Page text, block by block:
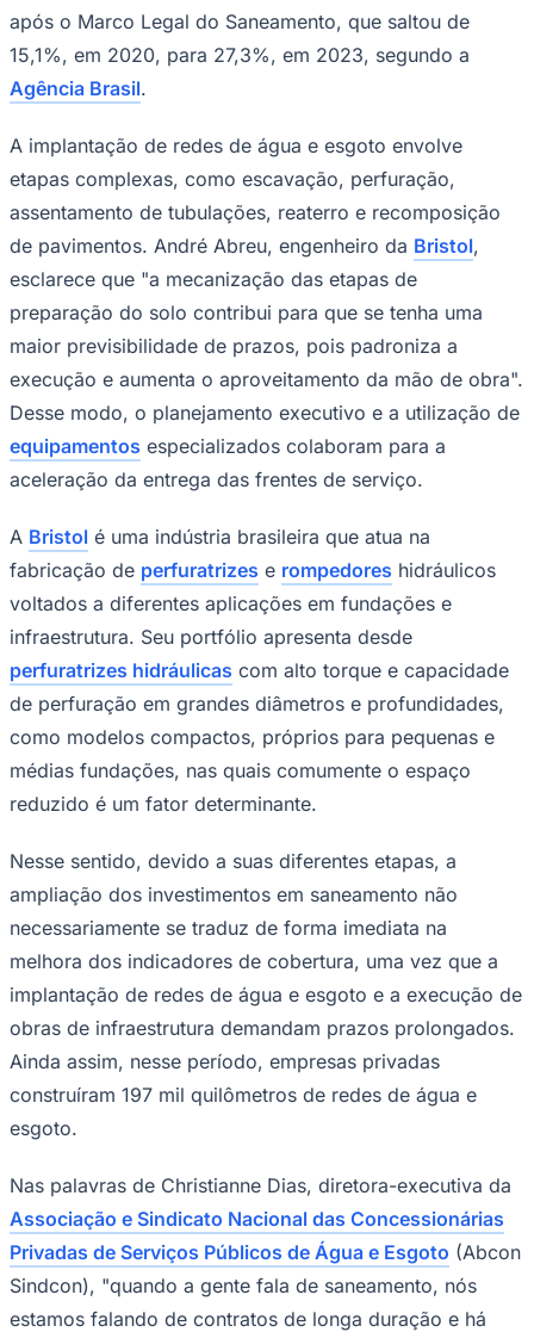
Palmeiras
após o Marco Legal do Saneamento, que saltou de
15,1%, em 2020, para 27,3%, em 2023, segundo a
Agência Brasil.
A implantação de redes de água e esgoto envolve
etapas complexas, como escavação, perfuração,
assentamento de tubulações, reaterro e recomposição
de pavimentos. André Abreu, engenheiro da Bristol,
esclarece que "a mecanização das etapas de
preparação do solo contribui para que se tenha uma
maior previsibilidade de prazos, pois padroniza a
execução e aumenta o aproveitamento da mão de obra".
Desse modo, o planejamento executivo e a utilização de
equipamentos especializados colaboram para a
aceleração da entrega das frentes de serviço.
A Bristol é uma indústria brasileira que atua na
fabricação de perfuratrizes e rompedores hidráulicos
voltados a diferentes aplicações em fundações e
infraestrutura. Seu portfólio apresenta desde
perfuratrizes hidráulicas com alto torque e capacidade
de perfuração em grandes diâmetros e profundidades,
como modelos compactos, próprios para pequenas e
médias fundações, nas quais comumente o espaço
reduzido é um fator determinante.
Nesse sentido, devido a suas diferentes etapas, a
ampliação dos investimentos em saneamento não
necessariamente se traduz de forma imediata na
melhora dos indicadores de cobertura, uma vez que a
implantação de redes de água e esgoto e a execução de
obras de infraestrutura demandam prazos prolongados.
Ainda assim, nesse período, empresas privadas
construíram 197 mil quilômetros de redes de água e
esgoto.
Nas palavras de Christianne Dias, diretora-executiva da
Associação e Sindicato Nacional das Concessionárias
Privadas de Serviços Públicos de Água e Esgoto (Abcon
Sindcon), "quando a gente fala de saneamento, nós
estamos falando de contratos de longa duração e há